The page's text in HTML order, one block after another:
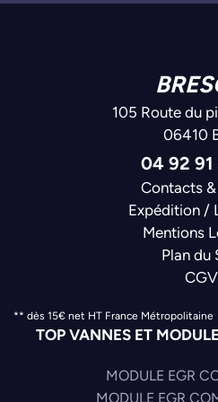
105 Route du
06410
04 92 91
Contacts
Expédition /
Mentions
Plan du
CGV
** dès 15€ net HT France Métropolitaine
TOP VANNES ET
MODULE EGR
MODULE EGR